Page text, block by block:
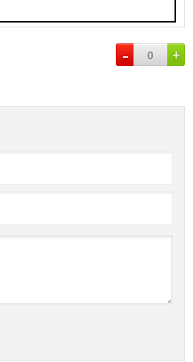
- 0 +